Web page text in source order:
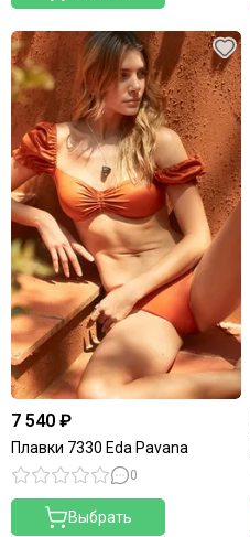
7 540 ₽
Плавки 7330 Eda Pavana
0
Выбрать